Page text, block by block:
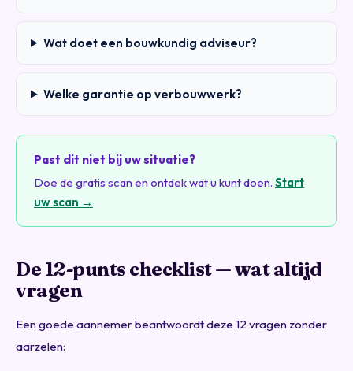
Wat doet een bouwkundig adviseur?
Welke garantie op verbouwwerk?
Past dit niet bij uw situatie?
Doe de gratis scan en ontdek wat u kunt doen. Start
uw scan →
De 12-punts checklist — wat altijd
vragen
Een goede aannemer beantwoordt deze 12 vragen zonder
aarzelen: